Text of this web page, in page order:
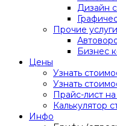
Дизайн
Прочие услуги
Бизнес
Цены
Узнать
Узнать
Прайс-лист на
Калькулятор
Инфо